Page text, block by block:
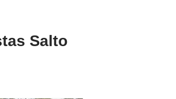
Salto